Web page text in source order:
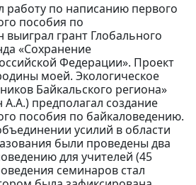
работу по написанию первого
пособия по
грант Глобального
«Сохранение
Федерации». Проект
моей. Экологическое
Байкальского региона»
А.А.) предполагал создание
пособия по байкаловедению.
усилий в области
были проведены два
для учителей (45
семинаров стал